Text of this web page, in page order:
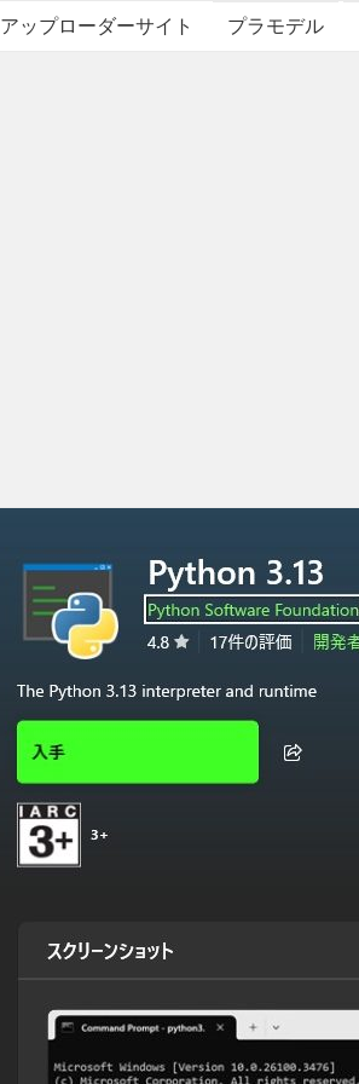
アップローダーサイト プラモデル